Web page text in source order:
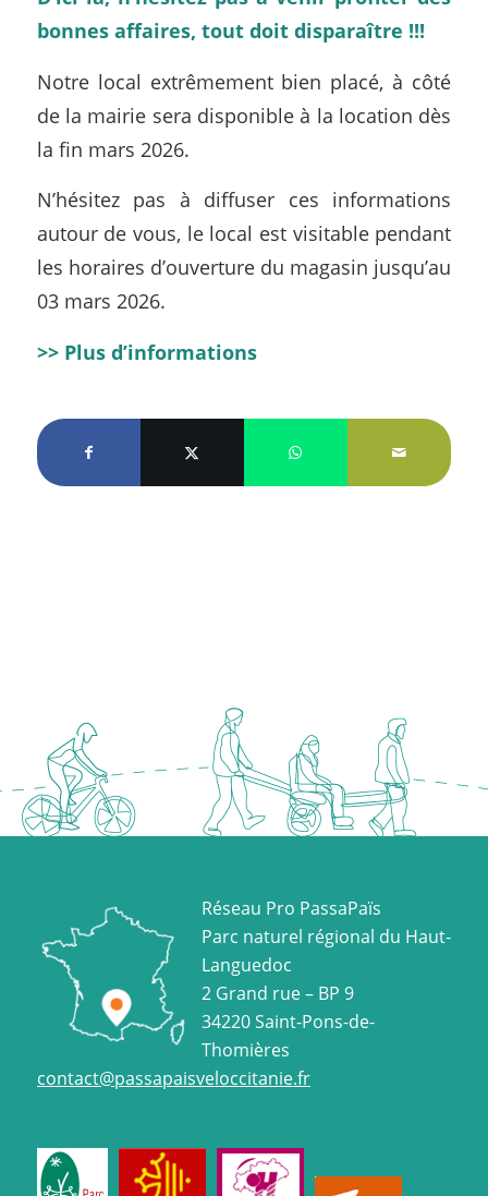
bonnes affaires, tout doit disparaître !!!
Notre local extrêmement bien placé, à côté
de la mairie sera disponible à la location dès
la fin mars 2026.
N’hésitez pas à diffuser ces informations
autour de vous, le local est visitable pendant
les horaires d’ouverture du magasin jusqu’au
03 mars 2026.
>> Plus d’informations
Réseau Pro PassaPaïs
Parc naturel régional du Haut-
Languedoc
2 Grand rue – BP 9
34220 Saint-Pons-de-
Thomières
contact@passapaisveloccitanie.fr